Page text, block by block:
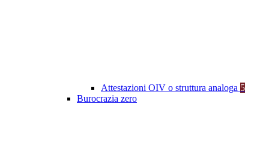
Attestazioni OIV o struttura analoga 5
Burocrazia zero